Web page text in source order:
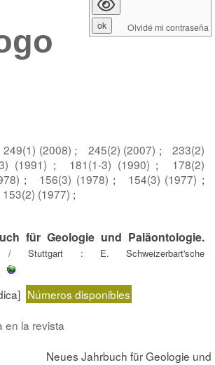
249(1) (2008) ; 245(2) (2007) ;
233(2)
(1991) ; 181(1-3) (1990) ;
178(2)
; 156(3) (1978) ; 154(3) (1977) ;
153(2) (1977) ;
für Geologie und Paläontologie.
Stuttgart : E. Schweizerbart'sche
Números disponibles
en la revista
Neues Jahrbuch für Geologie
Olvidé mi contraseña